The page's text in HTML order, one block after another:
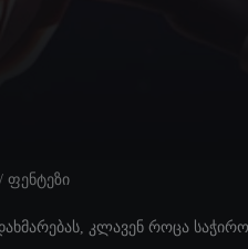
ფენტეზი
კლავენ როცა